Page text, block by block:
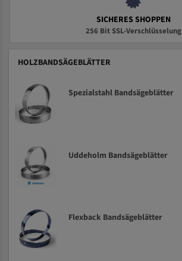
SICHERES SHOPPEN
256 Bit SSL-Verschlüsselung
HOLZBANDSÄGEBLÄTTER
Spezialstahl Bandsägeblätter
Uddeholm Bandsägeblätter
Flexback Bandsägeblätter